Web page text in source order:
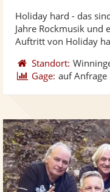
Holiday hard - das
Jahre Rockmusik und
Auftritt von Holiday
Standort:
Gage: auf Anfrage